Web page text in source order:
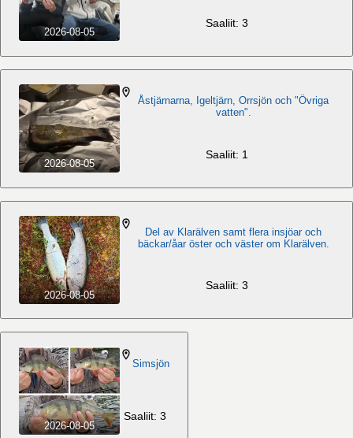
2026-08-05
Saaliit: 3
2026-08-05
Åstjärnarna, Igeltjärn, Orrsjön och "Övriga
vatten".
Saaliit: 1
2026-08-05
Del av Klarälven samt flera insjöar och
bäckar/åar öster och väster om Klarälven.
Saaliit: 3
2026-08-05
Simsjön
Saaliit: 3